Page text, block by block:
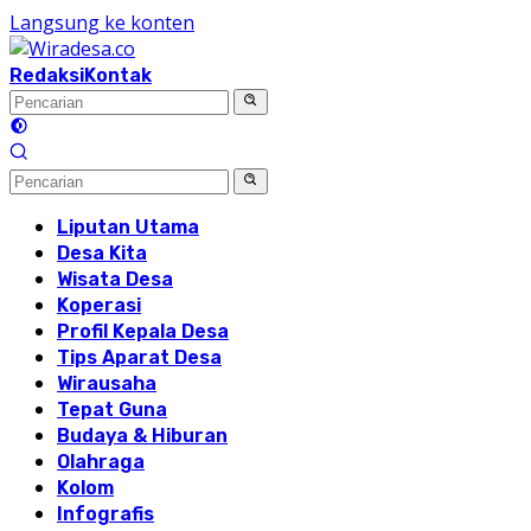
Langsung ke konten
RedaksiKontak
Liputan Utama
Desa Kita
Wisata Desa
Koperasi
Profil Kepala Desa
Tips Aparat Desa
Wirausaha
Tepat Guna
Budaya & Hiburan
Olahraga
Kolom
Infografis